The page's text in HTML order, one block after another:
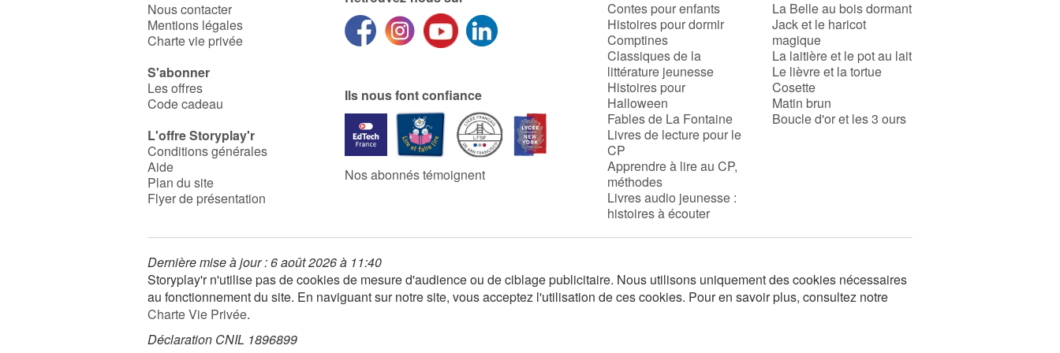
Nous contacter
Mentions légales
Charte vie privée
S'abonner
Les offres
Code cadeau
L'offre Storyplay'r
Conditions générales
Aide
Plan du site
Flyer de présentation
Ils nous font confiance
Nos abonnés témoignent
Contes pour enfants
Histoires pour dormir
Comptines
Classiques de la
littérature jeunesse
Histoires pour
Halloween
Fables de La Fontaine
Livres de lecture pour le
CP
Apprendre à lire au CP,
méthodes
Livres audio jeunesse :
histoires à écouter
La Belle au bois dormant
Jack et le haricot
magique
La laitière et le pot au lait
Le lièvre et la tortue
Cosette
Matin brun
Boucle d'or et les 3 ours
Dernière mise à jour : 6 août 2026 à 11:40
Storyplay'r n'utilise pas de cookies de mesure d'audience ou de ciblage publicitaire. Nous utilisons uniquement des cookies nécessaires
au fonctionnement du site. En naviguant sur notre site, vous acceptez l'utilisation de ces cookies. Pour en savoir plus, consultez notre
Charte Vie Privée.
Déclaration CNIL 1896899